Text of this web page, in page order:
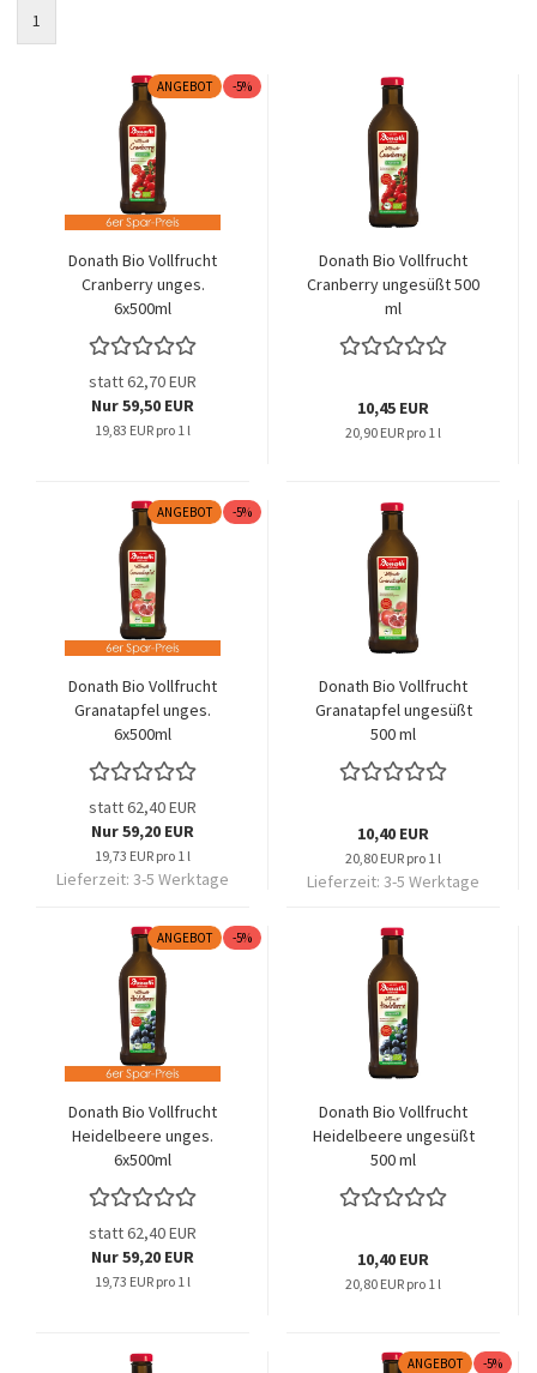
1
ANGEBOT -5%
Donath Bio Vollfrucht
Cranberry unges.
6x500ml
statt 62,70 EUR
Nur 59,50 EUR
19,83 EUR pro 1 l
Donath Bio Vollfrucht
Cranberry ungesüßt 500
ml
10,45 EUR
20,90 EUR pro 1 l
ANGEBOT -5%
Donath Bio Vollfrucht
Granatapfel unges.
6x500ml
statt 62,40 EUR
Nur 59,20 EUR
19,73 EUR pro 1 l
Lieferzeit: 3-5 Werktage
Donath Bio Vollfrucht
Granatapfel ungesüßt
500 ml
10,40 EUR
20,80 EUR pro 1 l
Lieferzeit: 3-5 Werktage
ANGEBOT -5%
Donath Bio Vollfrucht
Heidelbeere unges.
6x500ml
statt 62,40 EUR
Nur 59,20 EUR
19,73 EUR pro 1 l
Donath Bio Vollfrucht
Heidelbeere ungesüßt
500 ml
10,40 EUR
20,80 EUR pro 1 l
ANGEBOT -5%